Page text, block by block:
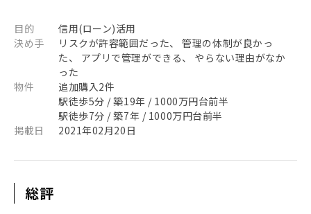
目的
信用(ローン)活用
決め手
リスクが許容範囲だった、 管理の体制が良かっ
た、 アプリで管理ができる、 やらない理由がなか
った
物件
追加購入2件
駅徒歩5分 / 築19年 / 1000万円台前半
駅徒歩7分 / 築7年 / 1000万円台前半
掲載日
2021年02月20日
総評